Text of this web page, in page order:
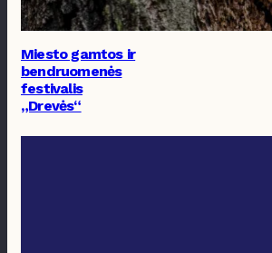
Miesto gamtos ir
bendruomenės
festivalis
„Drevės“